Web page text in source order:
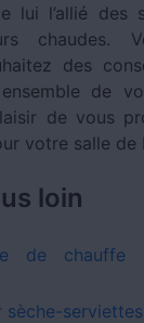
lui l’allié des
chaudes.
des
de
de vous
votre salle de
loin
de chauffe
sèche-